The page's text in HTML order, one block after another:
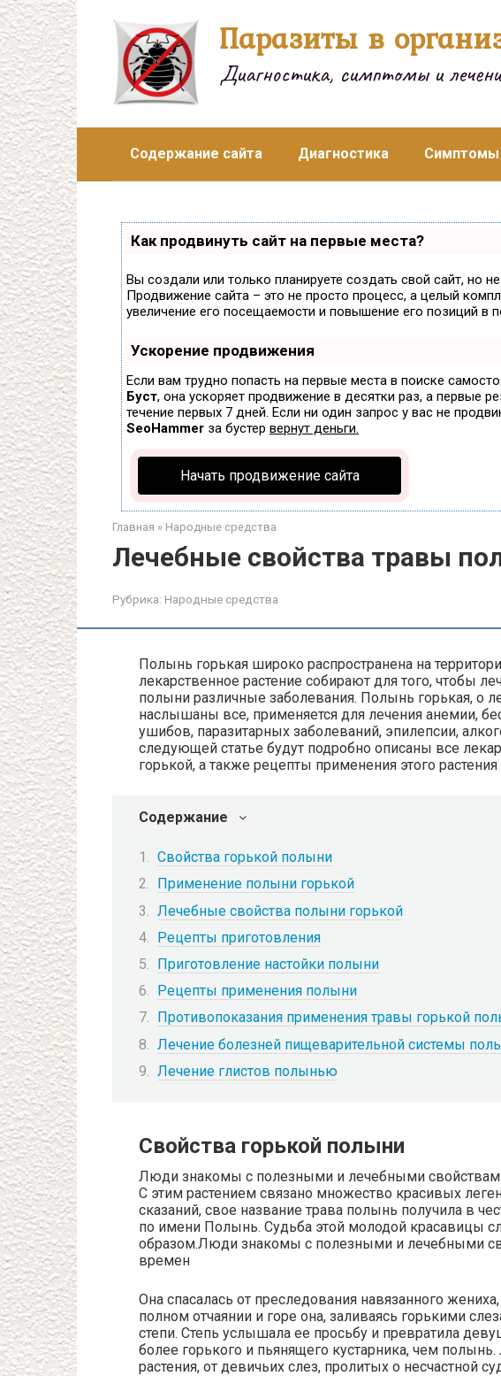
Перейти
к
контенту
Паразиты в
Диагностика, симптомы и
Содержание сайта Диагностика Симптомы
Как продвинуть сайт на первые места?
Вы создали или только планируете создать свой сайт, но
Продвижение сайта – это не просто процесс, а целый
увеличение его посещаемости и повышение его позиций в
Ускорение продвижения
Если вам трудно попасть на первые места в поиске
Буст, она ускоряет продвижение в десятки раз, а первые
течение первых 7 дней. Если ни один запрос у вас не
SeoHammer за бустер вернут деньги.
Начать продвижение сайта
Главная » Народные средства
Лечебные свойства травы
Рубрика: Народные средства
Полынь горькая широко распространена на
лекарственное растение собирают для того, чтобы
полыни различные заболевания. Полынь горькая, о
наслышаны все, применяется для лечения анемии,
ушибов, паразитарных заболеваний, эпилепсии,
следующей статье будут подробно описаны все
горькой, а также рецепты применения этого
Содержание
Свойства горькой полыни
Применение полыни горькой
Лечебные свойства полыни горькой
Рецепты приготовления
Приготовление настойки полыни
Рецепты применения полыни
Противопоказания применения травы горькой
Лечение болезней пищеварительной системы
Лечение глистов полынью
Свойства горькой полыни
Люди знакомы с полезными и лечебными
С этим растением связано множество красивых
сказаний, свое название трава полынь получила в
по имени Полынь. Судьба этой молодой красавицы
образом.Люди знакомы с полезными и лечебными
времен
Она спасалась от преследования навязанного
полном отчаянии и горе она, заливаясь горькими
степи. Степь услышала ее просьбу и превратила
более горького и пьянящего кустарника, чем полынь.
растения, от девичьих слез, пролитых о несчастной